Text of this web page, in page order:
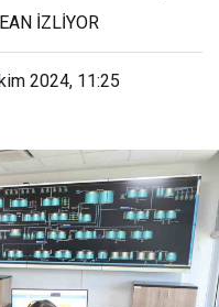
İZLİYOR
2024, 11:25